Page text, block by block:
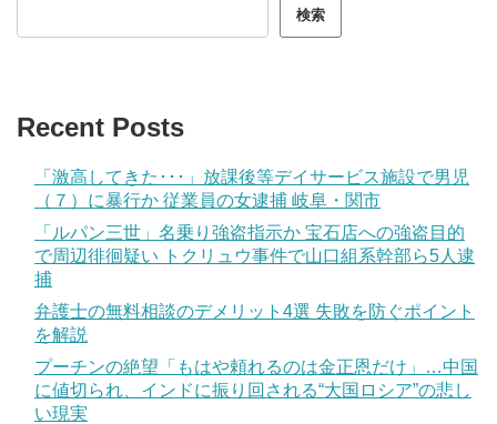
検索
Recent Posts
「激高してきた･･･」放課後等デイサービス施設で男児
（７）に暴行か 従業員の女逮捕 岐阜・関市
「ルパン三世」名乗り強盗指示か 宝石店への強盗目的
で周辺徘徊疑い トクリュウ事件で山口組系幹部ら5人逮
捕
弁護士の無料相談のデメリット4選 失敗を防ぐポイント
を解説
プーチンの絶望「もはや頼れるのは金正恩だけ」…中国
に値切られ、インドに振り回される“大国ロシア”の悲し
い現実